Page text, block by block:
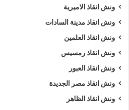
ونش انقاذ الاميرية
ونش انقاذ مدينة السادات
ونش انقاذ العلمين
ونش انقاذ رمسيس
ونش انقاذ العبور
ونش انقاذ مصر الجديدة
ونش انقاذ الظاهر